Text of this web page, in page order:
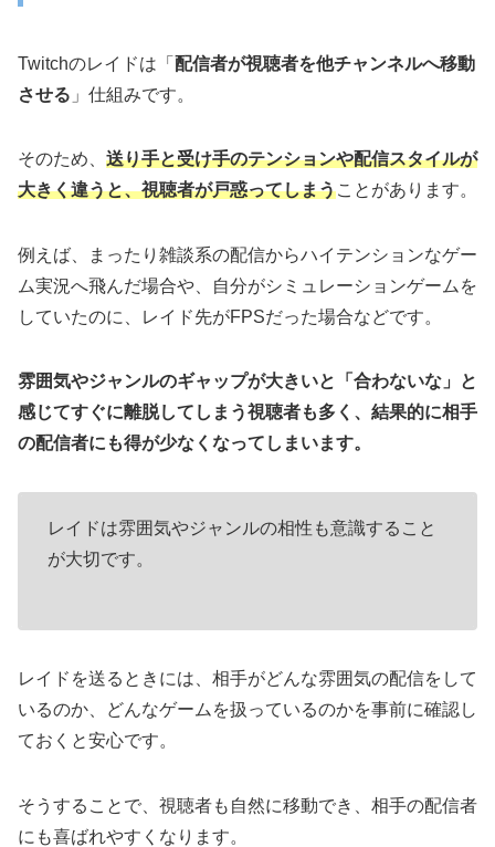
Twitchのレイドは「 配信者が視聴者を他チャンネルへ移動
させる 」仕組みです。
そのため、 送り手と受け手のテンションや配信スタイルが
大きく違うと、視聴者が戸惑ってしまうことがあります。
例えば、まったり雑談系の配信からハイテンションなゲー
ム実況へ飛んだ場合や、自分がシミュレーションゲームを
していたのに、レイド先がFPSだった場合などです。
雰囲気やジャンルのギャップが大きいと「合わないな」と
感じてすぐに離脱してしまう視聴者も多く、結果的に相手
の配信者にも得が少なくなってしまいます。
レイドは雰囲気やジャンルの相性も意識すること
が大切です。
レイドを送るときには、相手がどんな雰囲気の配信をして
いるのか、どんなゲームを扱っているのかを事前に確認し
ておくと安心です。
そうすることで、視聴者も自然に移動でき、相手の配信者
にも喜ばれやすくなります。